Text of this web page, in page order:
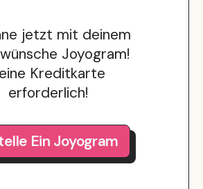
jetzt mit deinem
Joyogram!
Kreditkarte
erforderlich!
Ein Joyogram